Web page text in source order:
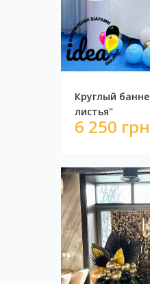
Фотозона
9
Круглый
листья"
6 250 грн